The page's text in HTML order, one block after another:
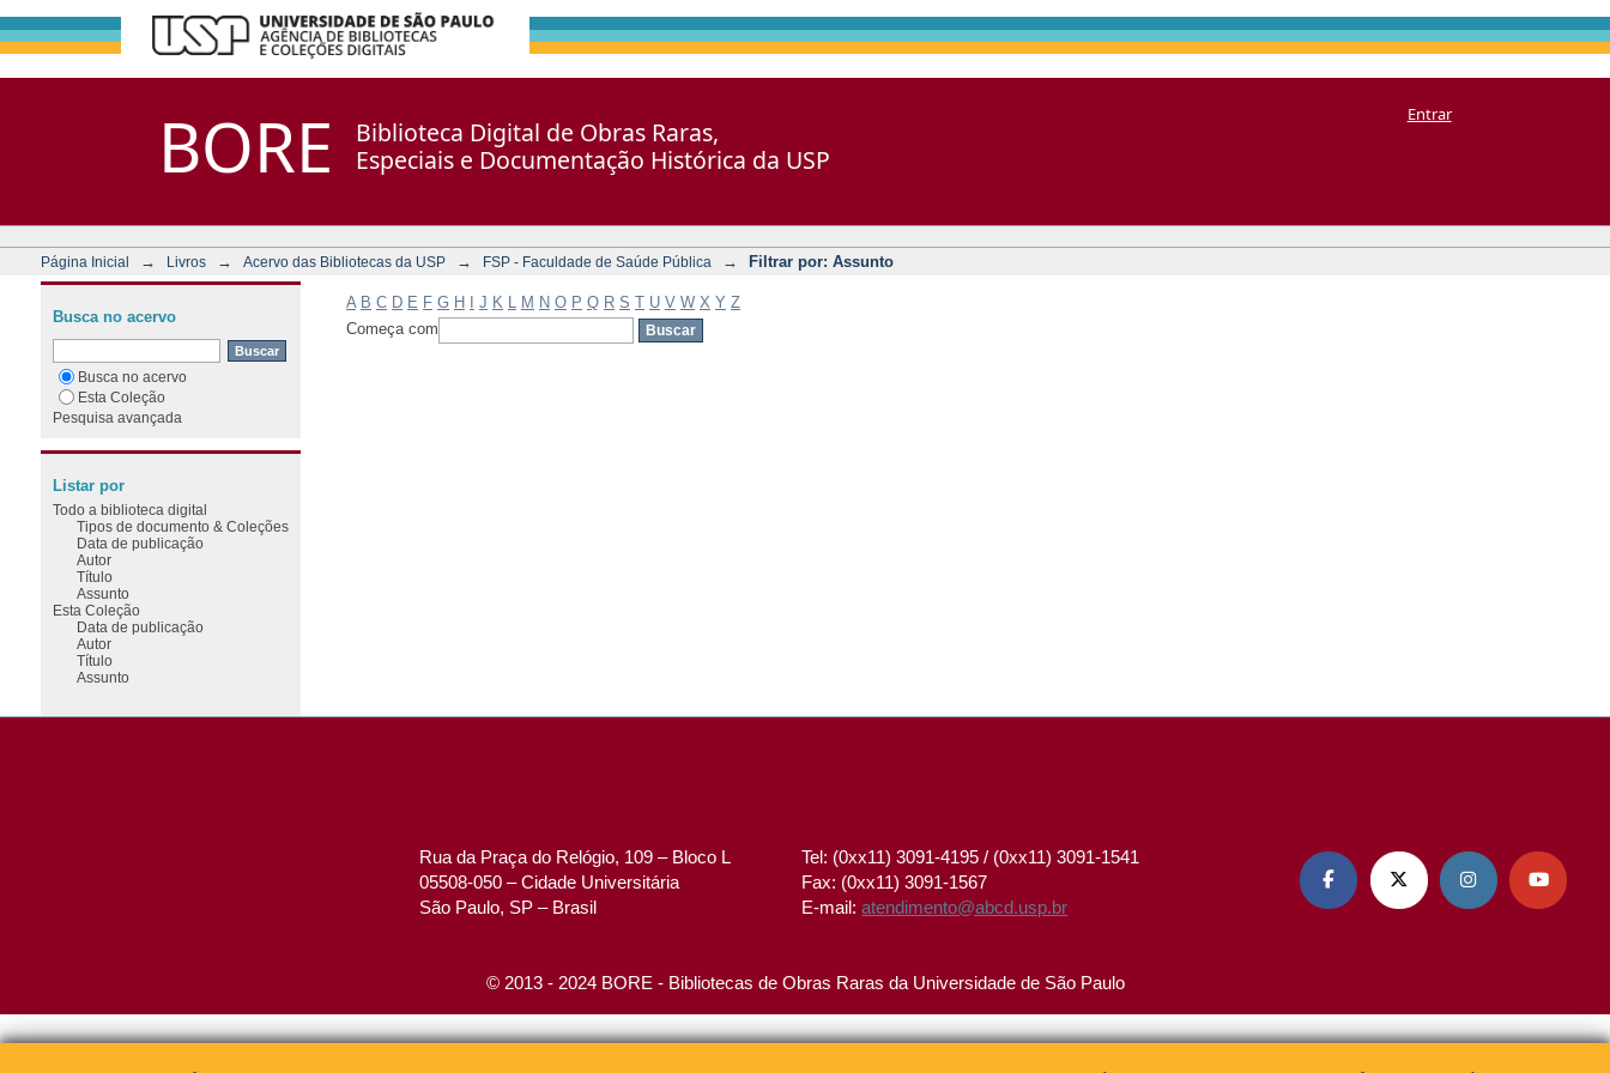
BORE
Biblioteca Digital de Obras Raras,
Especiais e Documentação Histórica da USP
Entrar
Página Inicial → Livros → Acervo das Bibliotecas da USP → FSP - Faculdade de Saúde Pública → Filtrar por: Assunto
A B C D E F G H J K M N O P Q R S T U V W X Y Z
Começa com
Busca no acervo
Busca no acervo
Esta Coleção
Pesquisa avançada
Listar por
Todo a biblioteca digital
Tipos de documento & Coleções
Data de publicação
Autor
Título
Assunto
Esta Coleção
Data de publicação
Autor
Título
Assunto
Rua da Praça do Relógio, 109 – Bloco L
05508-050 – Cidade Universitária
São Paulo, SP – Brasil
Tel: (0xx11) 3091-4195 / (0xx11) 3091-1541
Fax: (0xx11) 3091-1567
E-mail:atendimento@abcd.usp.br
   
© 2013 - 2024 BORE - Bibliotecas de Obras Raras da Universidade de São Paulo